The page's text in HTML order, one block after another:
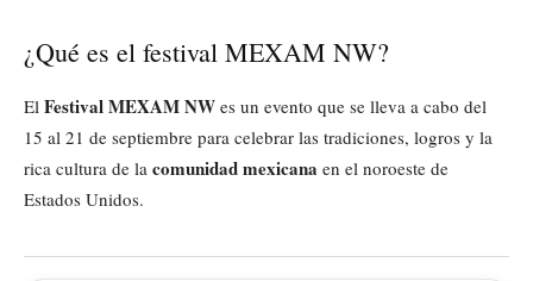
¿Qué es el festival MEXAM NW?
El Festival MEXAM NW es un evento que se lleva a cabo del
15 al 21 de septiembre para celebrar las tradiciones, logros y la
rica cultura de la comunidad mexicana en el noroeste de
Estados Unidos.